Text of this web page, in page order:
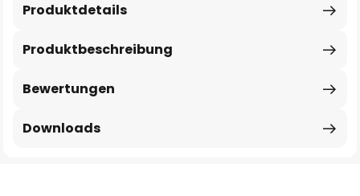
Produktbeschreibung
Produktdetails
Bewertungen
Downloads